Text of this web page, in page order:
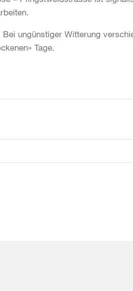
ungünstiger Witterung
Tage.